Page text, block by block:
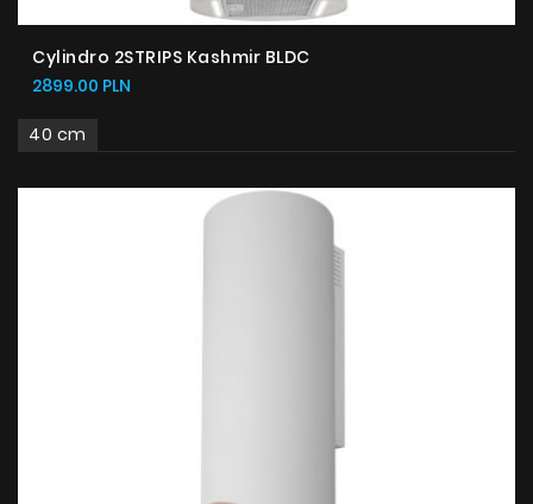
Cylindro 2STRIPS Kashmir BLDC
2899.00 PLN
40 cm